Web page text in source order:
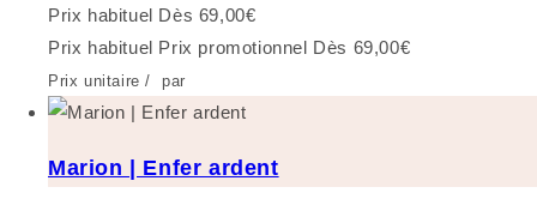
Prix habituel Dès 69,00€
Prix habituel Prix promotionnel Dès 69,00€
Prix unitaire / par
Marion | Enfer ardent